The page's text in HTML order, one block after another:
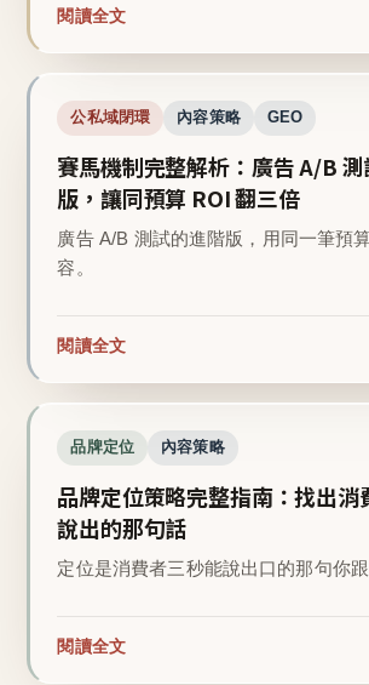
閱讀全文
公私域閉環 內容策略 GEO
賽馬機制完整解析：廣告 A/B
版，讓同預算 ROI 翻三倍
廣告 A/B 測試的進階版，用同一筆預
容。
閱讀全文
品牌定位 內容策略
品牌定位策略完整指南：找出消
說出的那句話
定位是消費者三秒能說出口的那句你跟
閱讀全文